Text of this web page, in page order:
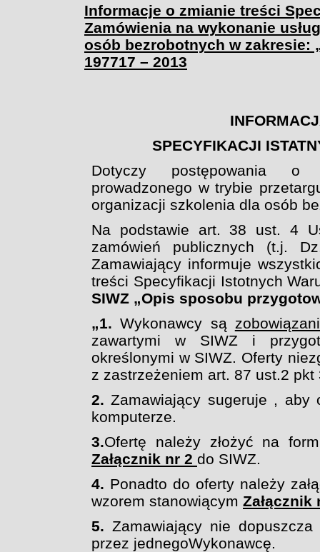
Informacje o zmianie treści
Zamówienia na wykonanie
osób bezrobotnych w zakresie:
197717 – 2013
SPECYFIKACJI
Dotyczy postępowania o
prowadzonego w trybie
organizacji szkolenia dla osób
Na podstawie art. 38 ust. 4
zamówień publicznych (t.j.
Zamawiający informuje
treści Specyfikacji Istotnych
SIWZ „Opis sposobu
„1.Wykonawcy są
zawartymi w SIWZ i
określonymi w SIWZ. Oferty
z zastrzeżeniem art. 87 ust.2
2.Zamawiający sugeruje , aby
komputerze.
3.Ofertę należy złożyć na
Załącznik nr 2 do SIWZ.
4. Ponadto do oferty należy
wzorem stanowiącym Załącznik
5. Zamawiający nie
przez jednegoWykonawcę.